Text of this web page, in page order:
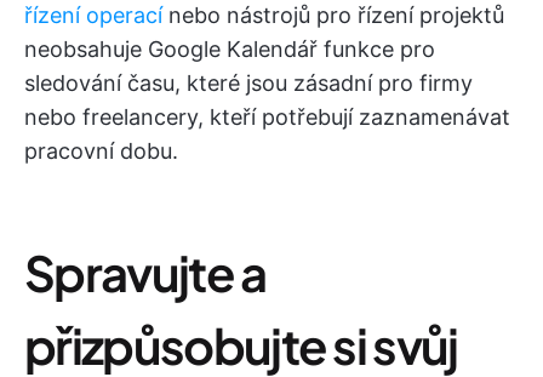
řízení operacínebo nástrojů pro řízení projektů
neobsahuje Google Kalendář funkce pro
sledování času, které jsou zásadní pro firmy
nebo freelancery, kteří potřebují zaznamenávat
pracovní dobu.
Spravujte a
přizpůsobujte si svůj